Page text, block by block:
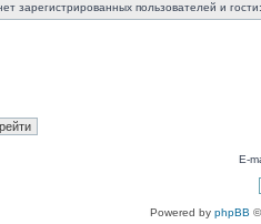
зарегистрированных пользователей и
E-
Powered by phpBB